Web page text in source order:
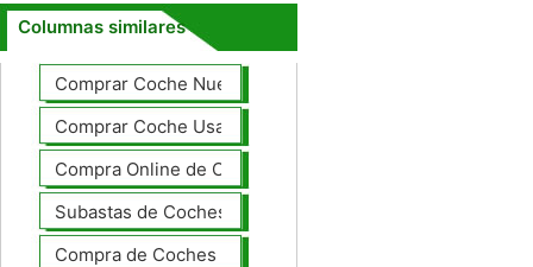
Columnas similares
Comprar Coche Nuevo
Comprar Coche Usado
Compra Online de Coches
Subastas de Coches
Compra de Coches Basics